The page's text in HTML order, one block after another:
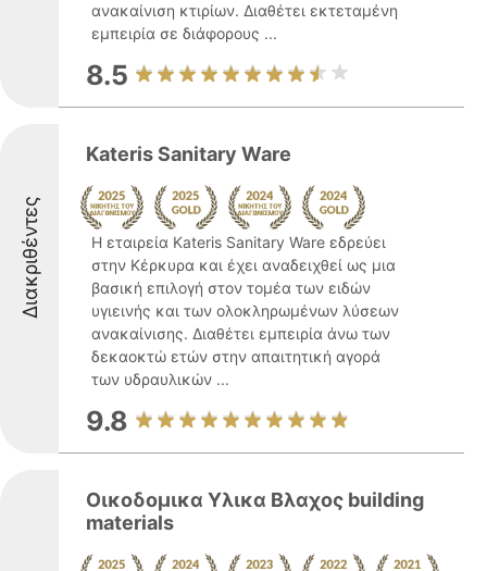
ανακαίνιση κτιρίων. Διαθέτει εκτεταμένη
εμπειρία σε διάφορους ...
8.5
Διακριθέντες
Kateris Sanitary Ware
Η εταιρεία Kateris Sanitary Ware εδρεύει
στην Κέρκυρα και έχει αναδειχθεί ως μια
βασική επιλογή στον τομέα των ειδών
υγιεινής και των ολοκληρωμένων λύσεων
ανακαίνισης. Διαθέτει εμπειρία άνω των
δεκαοκτώ ετών στην απαιτητική αγορά
των υδραυλικών ...
9.8
Οικοδομικα Υλικα Βλαχος building
materials